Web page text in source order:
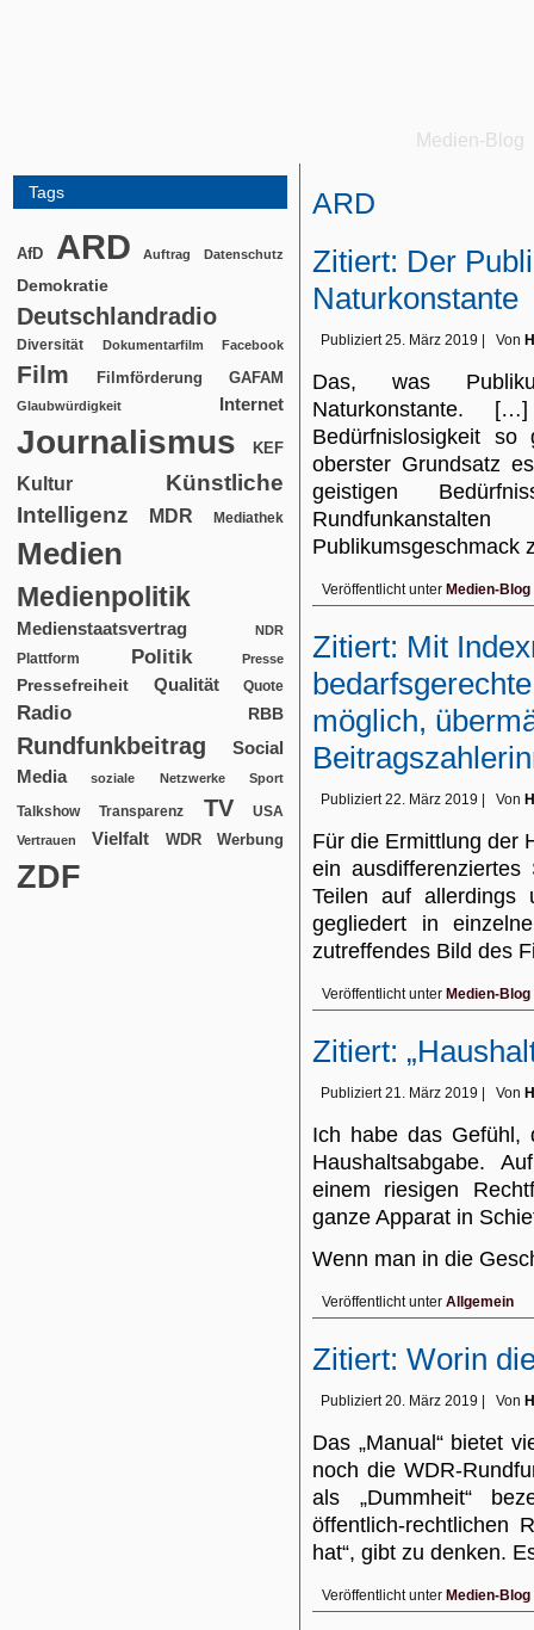
Medien-Blog
Tags
AfD ARD Auftrag Datenschutz
Demokratie
Deutschlandradio
Diversität Dokumentarfilm Facebook
Film Filmförderung GAFAM
Glaubwürdigkeit Internet
Journalismus KEF
Kultur
Künstliche
Intelligenz
MDR Mediathek
Medien
Medienpolitik
Medienstaatsvertrag NDR
Plattform Politik Presse
Pressefreiheit Qualität Quote
Radio RBB
Rundfunkbeitrag
Social
Media
soziale Netzwerke Sport
Talkshow Transparenz TV USA
Vertrauen Vielfalt WDR Werbung
ZDF
ARD
Zitiert: Der
Naturkonstante
Publiziert 25. März 2019 Von
Das, was
Naturkonstante.
Bedürfnislosigkeit
oberster Grundsatz
geistigen
Veröffentlicht unter Medien-Blog
Zitiert: Mit
möglich,
Publiziert 22. März 2019 Von
Für die Ermittlung der
ein
Teilen auf allerdings
gegliedert in
zutreffendes Bild des
Veröffentlicht unter Medien-Blog
Zitiert:
Publiziert 21. März 2019 Von
Ich habe das Gefühl,
Haushaltsabgabe.
einem riesigen
ganze Apparat in
Wenn man in die
Veröffentlicht unter Allgemein
Zitiert: Worin
Publiziert 20. März 2019 Von
Das „Manual“ bietet
noch die WDR-
als „Dummheit“
öffentlich-rechtlichen
hat“, gibt zu denken.
Veröffentlicht unter Medien-Blog